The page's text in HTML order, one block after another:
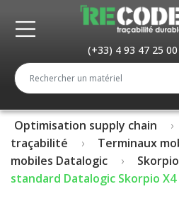
(+33) 4 93 47 25 00
Optimisation supply chain
traçabilité
Terminaux
mobiles Datalogic
standard Datalogic Skorpio X4